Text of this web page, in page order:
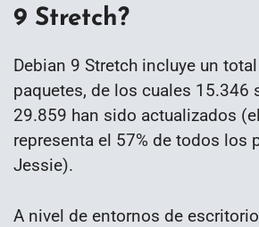
9 Stretch?
Debian 9 Stretch incluye un
paquetes, de los cuales 15.346
29.859 han sido actualizados
representa el 57% de todos los
Jessie).
A nivel de entornos de